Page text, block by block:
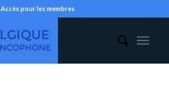
Accès pour les membres